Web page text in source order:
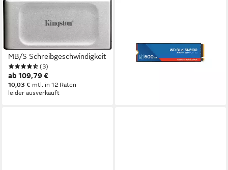
XS2000 externe SSD (1 TB)
2000 MB/S
Lesegeschwindigkeit, 2000
MB/S Schreibgeschwindigkeit
(3)
ab 109,79 €
10,03 € mtl. in 12 Raten
leider ausverkauft
ab 119,89 €
10,95 € mtl. in 12 Raten
lieferbar - in 3-4 Werktagen bei dir